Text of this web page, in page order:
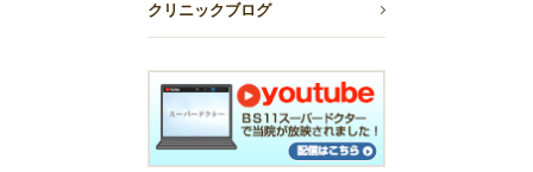
クリニックブログ